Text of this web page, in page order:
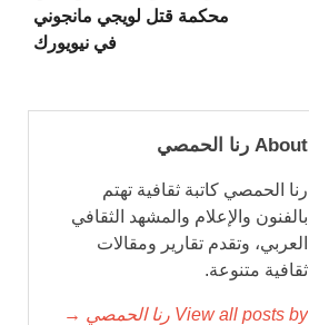
محكمة قتل لويجي مانجوني
في نيويورك
About رنا الحمصي
رنا الحمصي كاتبة ثقافية تهتم
بالفنون والإعلام والمشهد الثقافي
العربي، وتقدم تقارير ومقالات
ثقافية متنوعة.
View all posts by رنا الحمصي →